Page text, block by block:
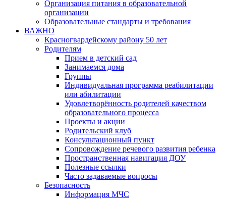
Организация питания в образовательной
организации
Образовательные стандарты и требования
ВАЖНО
Красногвардейскому району 50 лет
Родителям
Прием в детский сад
Занимаемся дома
Группы
Индивидуальная программа реабилитации
или абилитации
Удовлетворённость родителей качеством
образовательного процесса
Проекты и акции
Родительский клуб
Консультационный пункт
Сопровождение речевого развития ребенка
Пространственная навигация ДОУ
Полезные ссылки
Часто задаваемые вопросы
Безопасность
Информация МЧС